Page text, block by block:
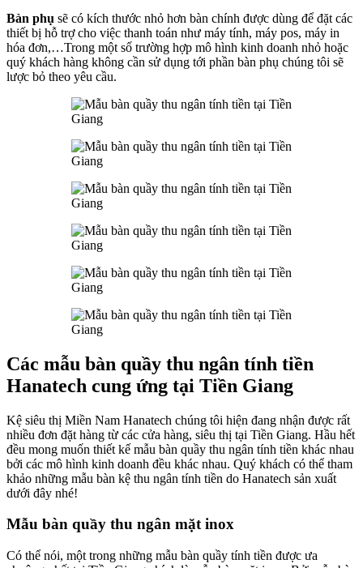
Bàn phụ sẽ có kích thước nhỏ hơn bàn chính được dùng để đặt các
thiết bị hỗ trợ cho việc thanh toán như máy tính, máy pos, máy in
hóa đơn,…Trong một số trường hợp mô hình kinh doanh nhỏ hoặc
quý khách hàng không cần sử dụng tới phần bàn phụ chúng tôi sẽ
lược bỏ theo yêu cầu.
Các mẫu bàn quầy thu ngân tính tiền
Hanatech cung ứng tại Tiền Giang
Kệ siêu thị Miền Nam Hanatech chúng tôi hiện đang nhận được rất
nhiều đơn đặt hàng từ các cửa hàng, siêu thị tại Tiền Giang. Hầu hết
đều mong muốn thiết kế mẫu bàn quầy thu ngân tính tiền khác nhau
bởi các mô hình kinh doanh đều khác nhau. Quý khách có thể tham
khảo những mẫu bàn kệ thu ngân tính tiền do Hanatech sản xuất
dưới đây nhé!
Mẫu bàn quầy thu ngân mặt inox
Có thể nói, một trong những mẫu bàn quầy tính tiền được ưa